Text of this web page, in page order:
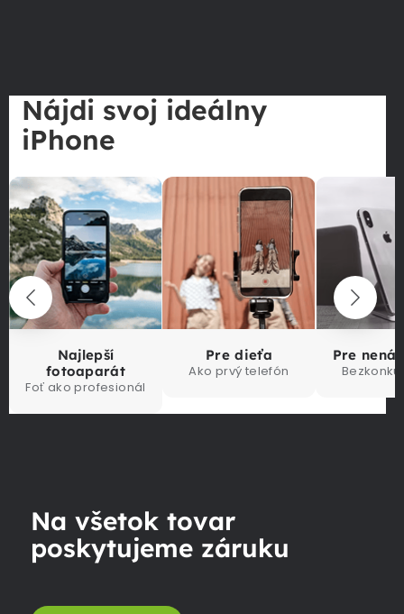
Nájdi svoj ideálny
iPhone
Najlepší
fotoaparát
Foť ako profesionál
Pre dieťa
Ako prvý telefón
Pre
Na všetok tovar
poskytujeme záruku